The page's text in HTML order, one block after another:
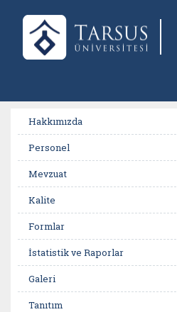
Hakkımızda
Personel
Mevzuat
Kalite
Formlar
İstatistik ve Raporlar
Galeri
Tanıtım